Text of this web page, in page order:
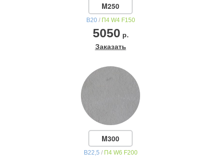
M250
В20/ П4 W4 F150
5050 р.
Заказать
M300
В22,5 / П4 W6 F200